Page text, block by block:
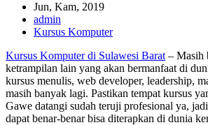
Jun, Kam, 2019
admin
Kursus Komputer
Kursus Komputer di Sulawesi Barat – Masih
ketrampilan lain yang akan bermanfaat di
kursus menulis, web developer, leadership,
masih banyak lagi. Pastikan tempat kursus
Gawe datangi sudah teruji profesional ya,
dapat benar-benar bisa diterapkan di dunia